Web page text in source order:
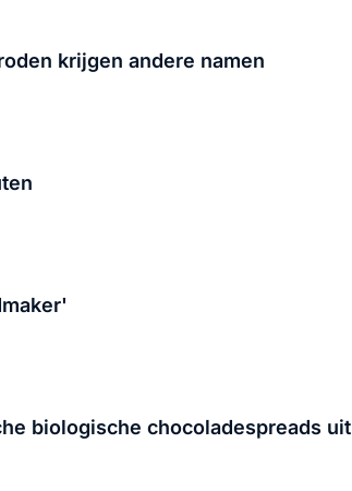
krijgen andere namen
biologische chocoladespreads uit